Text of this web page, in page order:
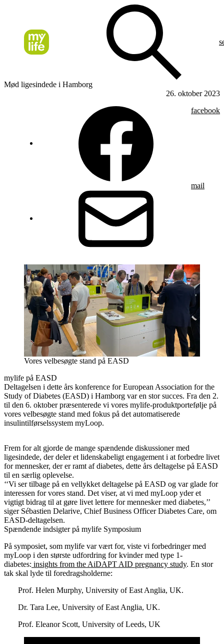
Mød ligesindede i Hamborg
26. oktober 2023
facebook
mail
Vores velbesøgte stand på EASD
mylife på EASD
Deltagelsen i dette års konference for European Association for the
Study of Diabetes (EASD) i Hamborg var en stor succes. Fra den 2.
til den 6. oktober præsenterede vi vores mylife-produktportefølje på
vores velbesøgte stand med fokus på det automatiserede
insulintilførselssystem myLoop.
Frem for alt gjorde de mange spændende diskussioner med
ligesindede, der deler et lidenskabeligt engagement i at forbedre livet
for mennesker, der er ramt af diabetes, dette års deltagelse på EASD
til en særlig oplevelse.
‘‘Vi ser tilbage på en vellykket deltagelse på EASD og var glade for
interessen for vores stand. Det viser, at vi med myLoop yder et
vigtigt bidrag til at gøre livet lettere for mennesker med diabetes,’’
siger Sébastien Delarive, Chief Business Officer Diabetes Care, om
EASD-deltagelsen.
Spændende indsigter på mylife Symposium
På symposiet, som mylife var vært for, viste vi forbedringer med
myLoop i den største udfordring for kvinder med type 1-
diabetes: insights from the AiDAPT AID pregnancy study. En stor
tak skal lyde til foredragsholderne:
Prof. Helen Murphy, University of East Anglia, UK.
Dr. Tara Lee, University of East Anglia, UK.
Prof. Eleanor Scott, University of Leeds, UK